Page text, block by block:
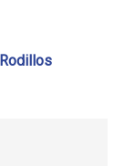
Rodillos